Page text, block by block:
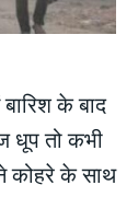
के बाद
धूप तो कभी
कोहरे के साथ